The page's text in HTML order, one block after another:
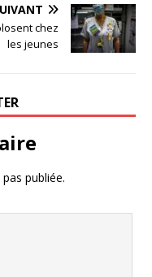
chez
les jeunes
publiée.